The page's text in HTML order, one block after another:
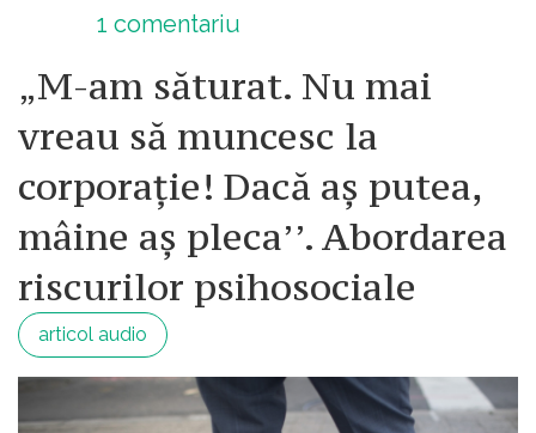
1 comentariu
„M-am săturat. Nu mai
vreau să muncesc la
corporație! Dacă aș putea,
mâine aș pleca’’. Abordarea
riscurilor psihosociale
articol audio